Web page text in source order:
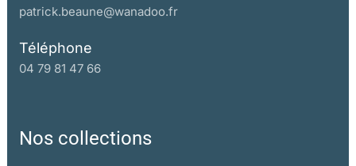
patrick.beaune@wanadoo.fr
Téléphone
04 79 81 47 66
Nos collections